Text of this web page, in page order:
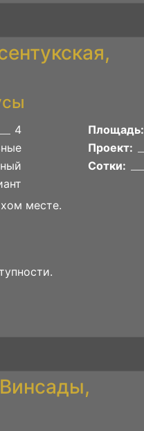
4
Площадь:
Проект:
Сотки:
месте.